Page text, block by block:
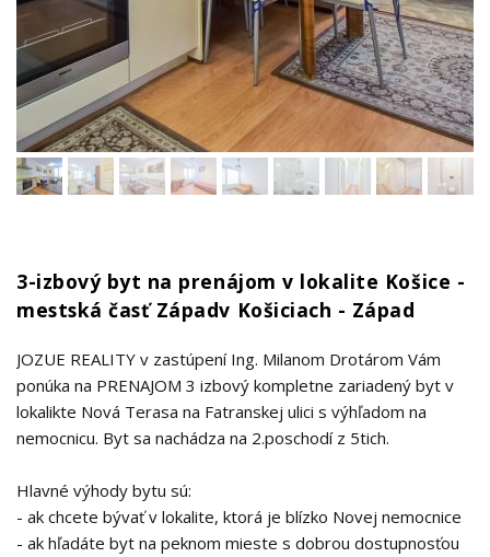
3-izbový byt na prenájom v lokalite Košice -
mestská časť Západv Košiciach - Západ
JOZUE REALITY v zastúpení Ing. Milanom Drotárom Vám
ponúka na PRENAJOM 3 izbový kompletne zariadený byt v
lokalikte Nová Terasa na Fatranskej ulici s výhľadom na
nemocnicu. Byt sa nachádza na 2.poschodí z 5tich.
Hlavné výhody bytu sú:
- ak chcete bývať v lokalite, ktorá je blízko Novej nemocnice
- ak hľadáte byt na peknom mieste s dobrou dostupnosťou